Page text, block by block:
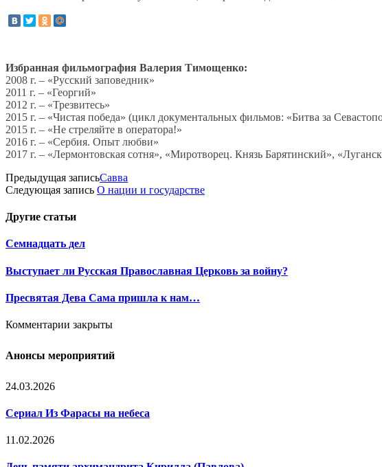
Избранная фильмография Валерия Тимощенко:
2008 г. – «Русский заповедник»
2011 г. – «Георгий»
2012 г. – «Трезвитесь»
2015 г. – «Чистая победа» (цикл документальных фильмов: «Битва за
2015 г. – «Не стреляйте в оператора!»
2016 г. – «Сербия. Опыт любви»
2017 г. – «Лермонтовская сотня», «Миротворец. Князь Барятинский»,
Предыдущая записьСавва
Следующая запись О нации и государстве
Другие статьи
Семнадцать дел
Выступает ли Русская Православная Церковь за войну?
Пресвятая Дева Сама пришла к нам…
Комментарии закрыты
Анонсы мероприятий
24.03.2026
Сериал Из Фарасы на небеса
11.02.2026